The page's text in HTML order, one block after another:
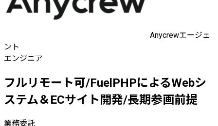
Anycrewエージェ
ント
エンジニア
フルリモート可/FuelPHPによるWebシ
ステム＆ECサイト開発/長期参画前提
業務委託